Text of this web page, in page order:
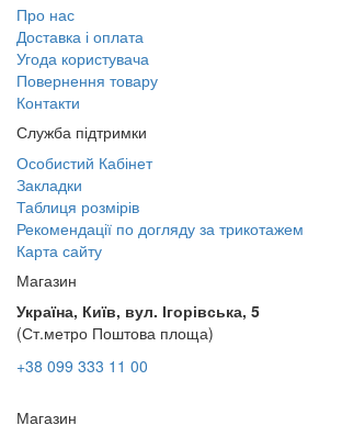
Про нас
Доставка і оплата
Угода користувача
Повернення товару
Контакти
Служба підтримки
Особистий Кабінет
Закладки
Таблиця розмірів
Рекомендації по догляду за трикотажем
Карта сайту
Магазин
Україна, Київ, вул. Ігорівська, 5
(Ст.метро Поштова площа)
+38 099 333 11 00
Магазин